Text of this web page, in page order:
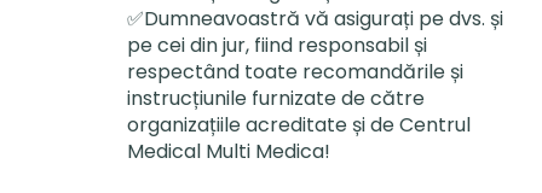
✅Dumneavoastră vă asigurați pe dvs. și
pe cei din jur, fiind responsabil și
respectând toate recomandările și
instrucțiunile furnizate de către
organizațiile acreditate și de Centrul
Medical Multi Medica!